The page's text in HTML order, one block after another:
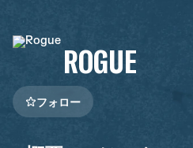
ROGUE
フォロー